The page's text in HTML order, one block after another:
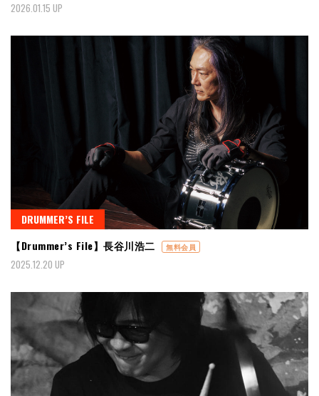
2026.01.15 UP
DRUMMER’S FILE
【Drummer’s File】長谷川浩二
無料会員
2025.12.20 UP